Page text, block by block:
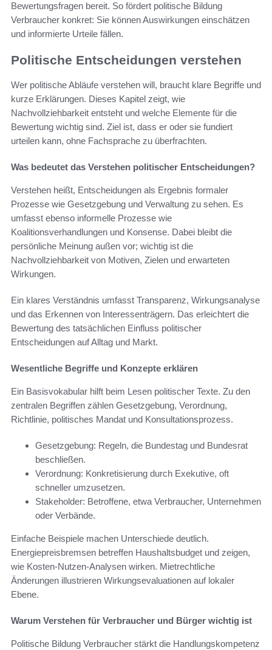
Bewertungsfragen bereit. So fördert politische Bildung
Verbraucher konkret: Sie können Auswirkungen einschätzen
und informierte Urteile fällen.
Politische Entscheidungen verstehen
Wer politische Abläufe verstehen will, braucht klare Begriffe und
kurze Erklärungen. Dieses Kapitel zeigt, wie
Nachvollziehbarkeit entsteht und welche Elemente für die
Bewertung wichtig sind. Ziel ist, dass er oder sie fundiert
urteilen kann, ohne Fachsprache zu überfrachten.
Was bedeutet das Verstehen politischer Entscheidungen?
Verstehen heißt, Entscheidungen als Ergebnis formaler
Prozesse wie Gesetzgebung und Verwaltung zu sehen. Es
umfasst ebenso informelle Prozesse wie
Koalitionsverhandlungen und Konsense. Dabei bleibt die
persönliche Meinung außen vor; wichtig ist die
Nachvollziehbarkeit von Motiven, Zielen und erwarteten
Wirkungen.
Ein klares Verständnis umfasst Transparenz, Wirkungsanalyse
und das Erkennen von Interessenträgern. Das erleichtert die
Bewertung des tatsächlichen Einfluss politischer
Entscheidungen auf Alltag und Markt.
Wesentliche Begriffe und Konzepte erklären
Ein Basisvokabular hilft beim Lesen politischer Texte. Zu den
zentralen Begriffen zählen Gesetzgebung, Verordnung,
Richtlinie, politisches Mandat und Konsultationsprozess.
Gesetzgebung: Regeln, die Bundestag und Bundesrat
beschließen.
Verordnung: Konkretisierung durch Exekutive, oft
schneller umzusetzen.
Stakeholder: Betroffene, etwa Verbraucher, Unternehmen
oder Verbände.
Einfache Beispiele machen Unterschiede deutlich.
Energiepreisbremsen betreffen Haushaltsbudget und zeigen,
wie Kosten-Nutzen-Analysen wirken. Mietrechtliche
Änderungen illustrieren Wirkungsevaluationen auf lokaler
Ebene.
Warum Verstehen für Verbraucher und Bürger wichtig ist
Politische Bildung Verbraucher stärkt die Handlungskompetenz